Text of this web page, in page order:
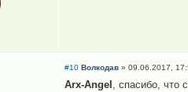
#10 Волкодав» 09.06.2017,
Arx-Angel , спасибо, что